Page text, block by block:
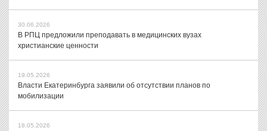
30.06.2026
В РПЦ предложили преподавать в медицинских вузах
христианские ценности
19.05.2026
Власти Екатеринбурга заявили об отсутствии планов по
мобилизации
18.05.2026